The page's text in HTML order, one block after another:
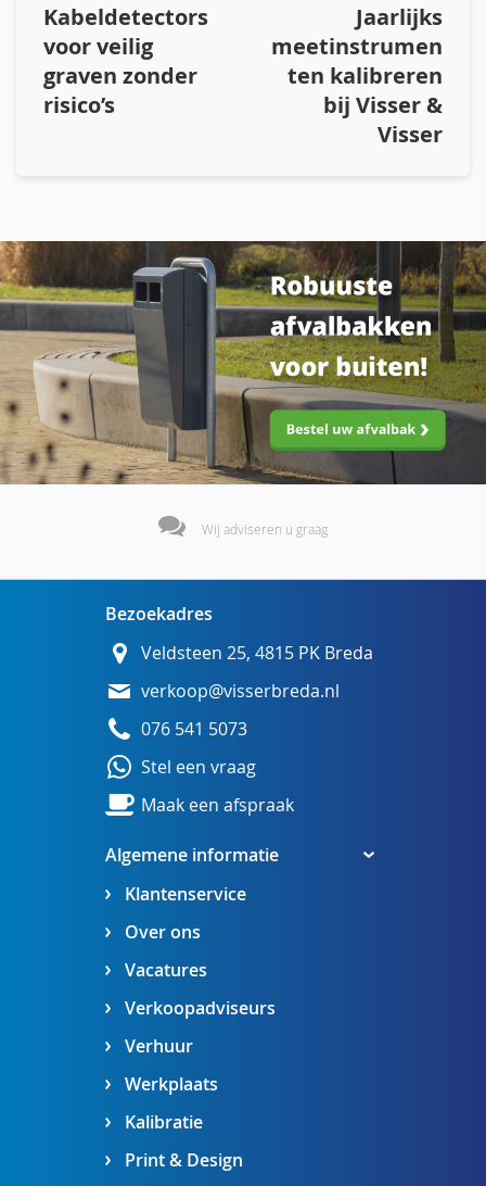
Kabeldetectors
voor veilig
graven zonder
risico’s
Jaarlijks
meetinstrumen
ten kalibreren
bij Visser &
Visser
Wij adviseren u graag
Algemene informatie
Klantenservice
Over ons
Vacatures
Verkoopadviseurs
Verhuur
Werkplaats
Kalibratie
Print & Design
Bezoekadres
Veldsteen 25, 4815 PK Breda
verkoop@visserbreda.nl
076 541 5073
Stel een vraag
Maak een afspraak